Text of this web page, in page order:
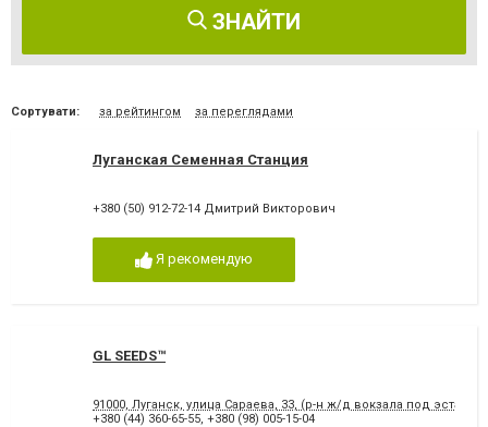
ЗНАЙТИ
Сортувати: за рейтингом за переглядами
Луганская Семенная Станция
+380 (50) 912-72-14 Дмитрий Викторович
Я рекомендую
GL SEEDS™
91000, Луганск, улица Сараева, 33, (р-н ж/д вокзала под
+380 (44) 360-65-55, +380 (98) 005-15-04